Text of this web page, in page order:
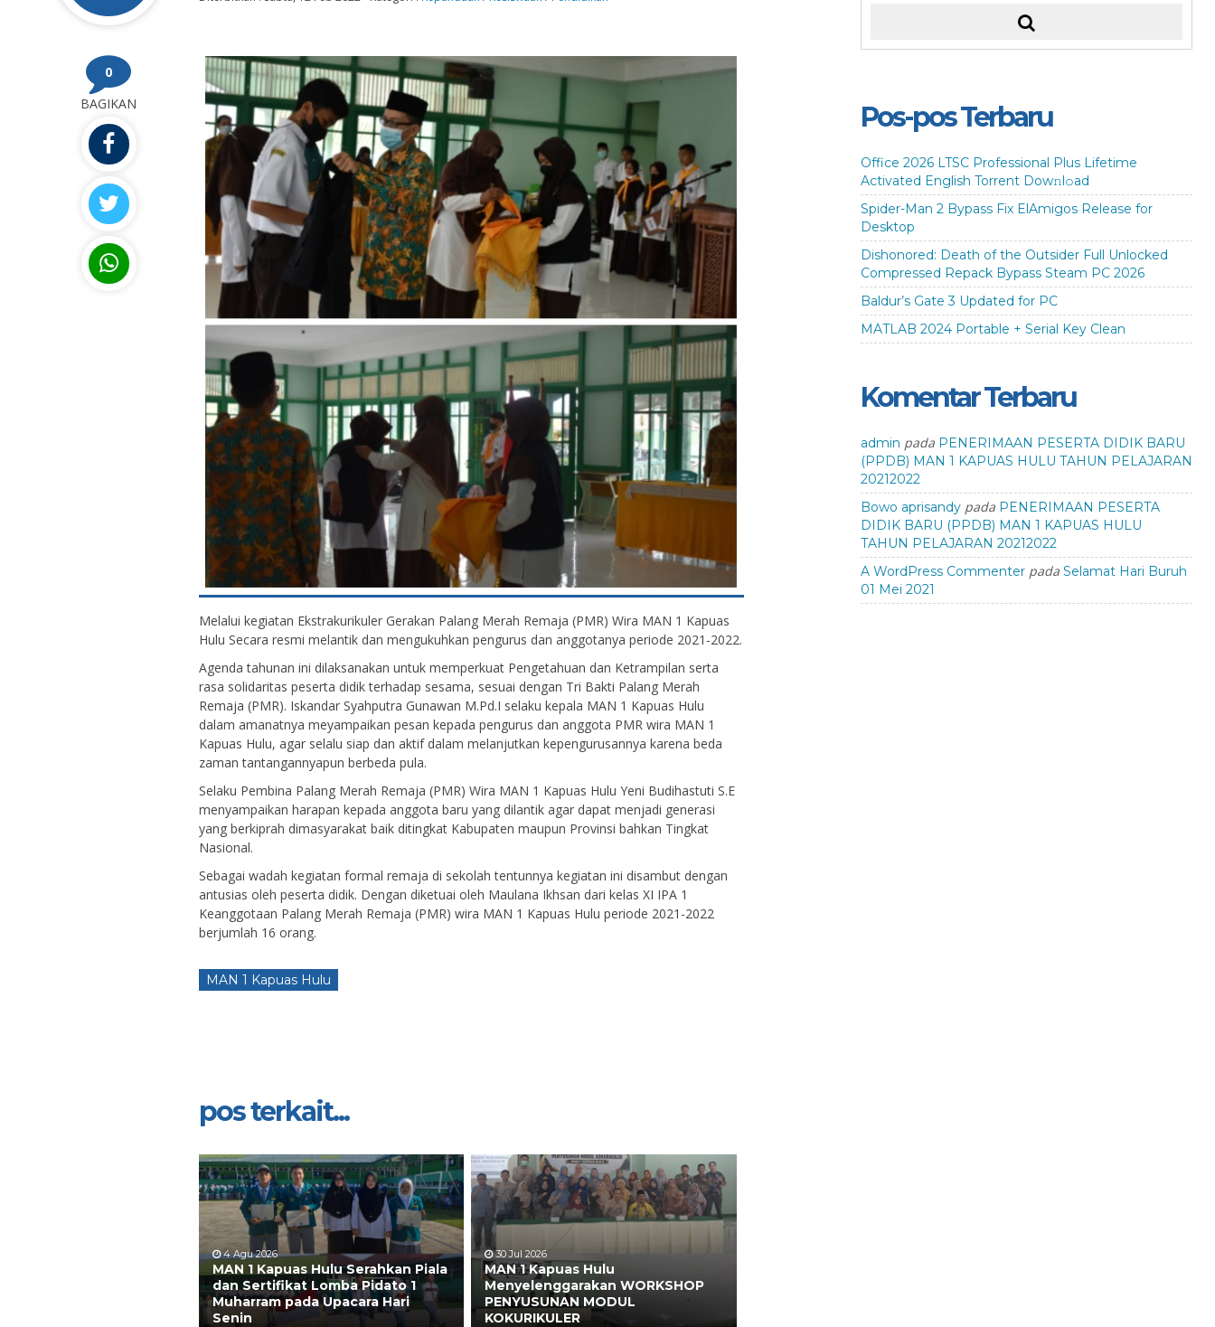
0
BAGIKAN
Melalui kegiatan Ekstrakurikuler Gerakan Palang Merah Remaja (PMR) Wira MAN 1 Kapuas
Hulu Secara resmi melantik dan mengukuhkan pengurus dan anggotanya periode 2021-2022.
Agenda tahunan ini dilaksanakan untuk memperkuat Pengetahuan dan Ketrampilan serta
rasa solidaritas peserta didik terhadap sesama, sesuai dengan Tri Bakti Palang Merah
Remaja (PMR). Iskandar Syahputra Gunawan M.Pd.I selaku kepala MAN 1 Kapuas Hulu
dalam amanatnya meyampaikan pesan kepada pengurus dan anggota PMR wira MAN 1
Kapuas Hulu, agar selalu siap dan aktif dalam melanjutkan kepengurusannya karena beda
zaman tantangannyapun berbeda pula.
Selaku Pembina Palang Merah Remaja (PMR) Wira MAN 1 Kapuas Hulu Yeni Budihastuti S.E
menyampaikan harapan kepada anggota baru yang dilantik agar dapat menjadi generasi
yang berkiprah dimasyarakat baik ditingkat Kabupaten maupun Provinsi bahkan Tingkat
Nasional.
Sebagai wadah kegiatan formal remaja di sekolah tentunnya kegiatan ini disambut dengan
antusias oleh peserta didik. Dengan diketuai oleh Maulana Ikhsan dari kelas XI IPA 1
Keanggotaan Palang Merah Remaja (PMR) wira MAN 1 Kapuas Hulu periode 2021-2022
berjumlah 16 orang.
MAN 1 Kapuas Hulu
pos terkait...
4 Agu 2026
MAN 1 Kapuas Hulu Serahkan Piala
dan Sertifikat Lomba Pidato 1
Muharram pada Upacara Hari
Senin
30 Jul 2026
MAN 1 Kapuas Hulu
Menyelenggarakan WORKSHOP
PENYUSUNAN MODUL
KOKURIKULER
Pos-pos Terbaru
Office 2026 LTSC Professional Plus Lifetime
Activated English Torrent Dow𝚗l𝚘аd
Spider-Man 2 Bypass Fix ElAmigos Release for
Desktop
Dishonored: Death of the Outsider Full Unlocked
Compressed Repack Bypass Steam PC 2026
Baldur’s Gate 3 Updated for PC
MATLAB 2024 Portable + Serial Key Clean
Komentar Terbaru
admin pada PENERIMAAN PESERTA DIDIK BARU
(PPDB) MAN 1 KAPUAS HULU TAHUN PELAJARAN
20212022
Bowo aprisandypada PENERIMAAN PESERTA
DIDIK BARU (PPDB) MAN 1 KAPUAS HULU
TAHUN PELAJARAN 20212022
A WordPress Commenterpada Selamat Hari Buruh
01 Mei 2021